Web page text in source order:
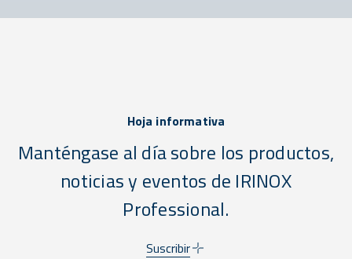
Hoja informativa
Manténgase al día sobre los productos,
noticias y eventos de IRINOX
Professional.
Suscribir